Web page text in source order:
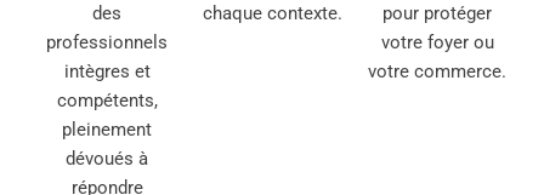
des
professionnels
intègres et
compétents,
pleinement
dévoués à
répondre
chaque contexte.
pour protéger
votre foyer ou
votre commerce.